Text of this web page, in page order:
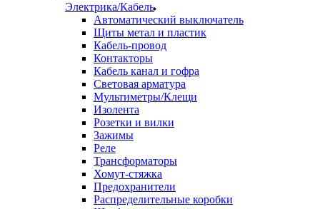
Электрика/Кабель
Автоматический выключатель
Щиты метал и пластик
Кабель-провод
Контакторы
Кабель канал и гофра
Световая арматура
Мультиметры/Клещи
Изолента
Розетки и вилки
Зажимы
Реле
Трансформаторы
Хомут-стяжка
Предохранители
Распределительные коробки